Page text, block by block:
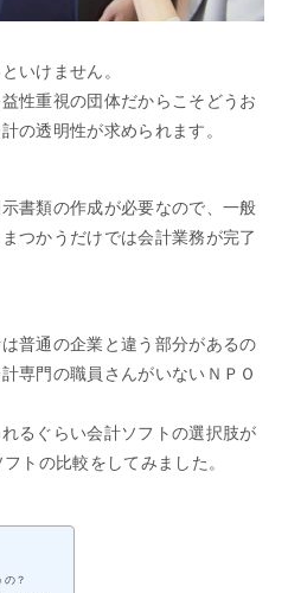
いけません。
性重視の団体だからこそどうお
の透明性が求められます。
書類の作成が必要なので、一般
つかうだけでは会計業務が完了
普通の企業と違う部分があるの
専門の職員さんがいないＮＰＯ
るぐらい会計ソフトの選択肢が
トの比較をしてみました。
の？